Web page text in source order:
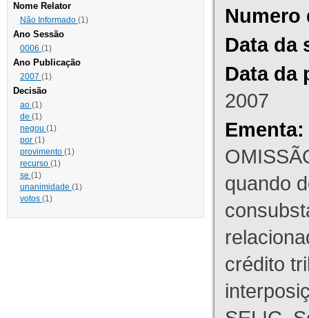
Nome Relator
Não Informado (1)
Ano Sessão
0006 (1)
Ano Publicação
2007 (1)
Decisão
ao (1)
de (1)
negou (1)
por (1)
provimento (1)
recurso (1)
se (1)
unanimidade (1)
votos (1)
Numero
Data da
Data da
2007
Ementa:
quando
crédito